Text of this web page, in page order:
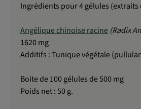
Ingrédients pour 4 gélules (extraits
Angélique chinoise racine (Radix
1620 mg
Additifs : Tunique végétale
Boite de 100 gélules de 500 mg
Poids net : 50 g.